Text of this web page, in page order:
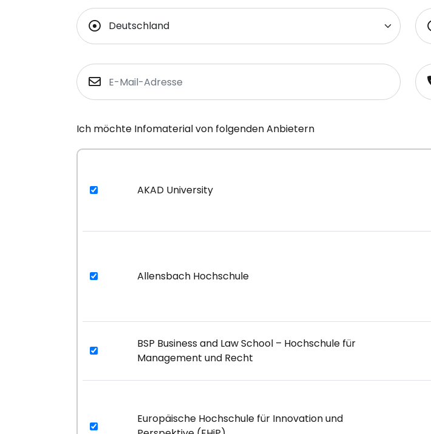
Ich möchte Infomaterial von folgenden Anbietern
AKAD University
Allensbach Hochschule
BSP Business and Law School – Hochschule für
Management und Recht
Europäische Hochschule für Innovation und